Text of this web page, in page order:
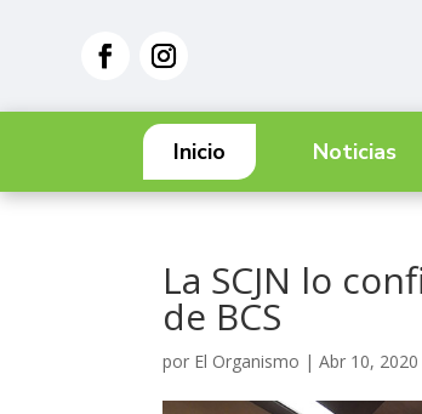
Inicio Noticias
La SCJN lo
de BCS
por El Organismo |Abr 10, 2020